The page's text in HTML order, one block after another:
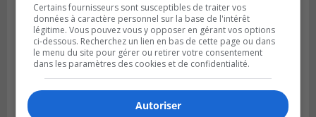
BOUCHERVILLE
Publié le 31 juillet 2026 à 06h57
Boucherville veut de la sécurité
ferroviaire sur son territoire
Certains fournisseurs sont susceptibles de traiter vos
données à caractère personnel sur la base de l'intérêt
légitime. Vous pouvez vous y opposer en gérant vos options
ci-dessous. Recherchez un lien en bas de cette page ou dans
le menu du site pour gérer ou retirer votre consentement
dans les paramètres des cookies et de confidentialité.
Autoriser